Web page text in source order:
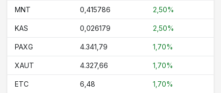
MNT 0,415786 2,50%
KAS 0,026179 2,50%
PAXG 4.341,79 1,70%
XAUT 4.327,66 1,70%
ETC 6,48 1,70%